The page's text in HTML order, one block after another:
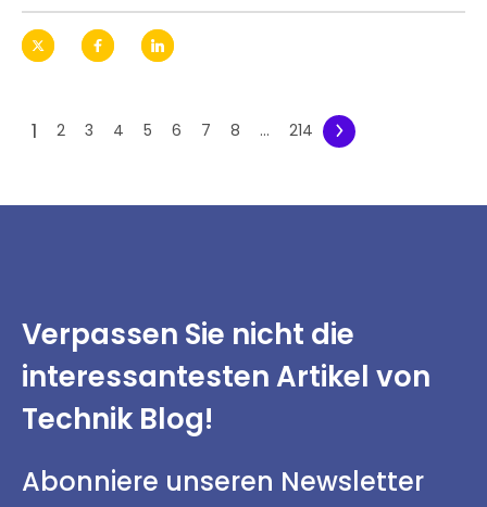
1 2 3 4 5 6 7 8 ... 214
Verpassen Sie nicht die
interessantestenArtikel von
Technik Blog!
Abonniere unseren Newsletter